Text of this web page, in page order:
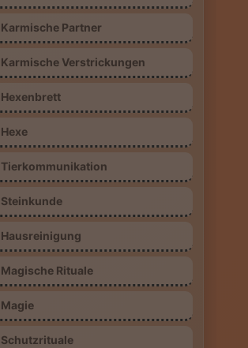
Karmische Partner
Karmische Verstrickungen
Hexenbrett
Hexe
Tierkommunikation
Steinkunde
Hausreinigung
Magische Rituale
Magie
Schutzrituale